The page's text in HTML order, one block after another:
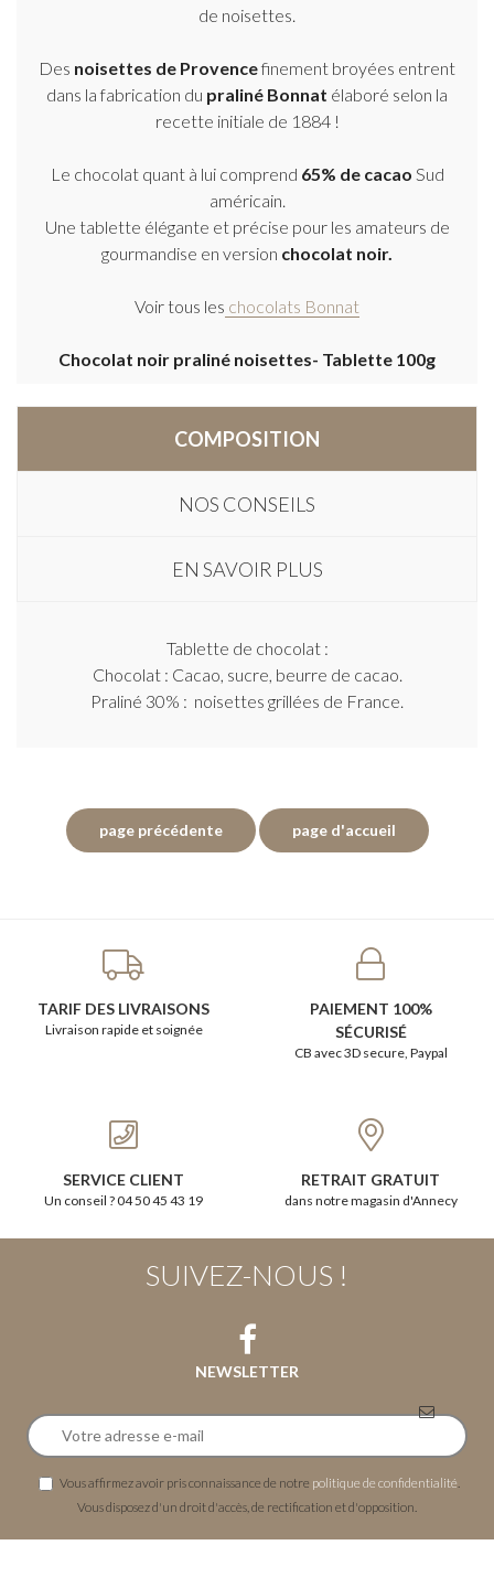
de noisettes.
Des noisettes de Provencefinement broyées entrent
dans la fabrication du praliné Bonnat élaboré selon la
recette initiale de 1884 !
Le chocolat quant à lui comprend 65% de cacao Sud
américain.
Une tablette élégante et précise pour les amateurs de
gourmandise en version chocolat noir.
Voir tous les chocolats Bonnat
Chocolat noir praliné noisettes- Tablette 100g
COMPOSITION
NOS CONSEILS
EN SAVOIR PLUS
Tablette de chocolat :
Chocolat : Cacao, sucre, beurre de cacao.
Praliné 30% : noisettes grillées de France.
TARIF DES LIVRAISONS
Livraison rapide et soignée
PAIEMENT 100%
SÉCURISÉ
CB avec 3D secure, Paypal
SERVICE CLIENT
Un conseil ? 04 50 45 43 19
RETRAIT GRATUIT
dans notre magasin d'Annecy
SUIVEZ-NOUS !
NEWSLETTER
Vous affirmez avoir pris connaissance de notre politique de confidentialité
Vous disposez d'un droit d'accès, de rectification et d'opposition.